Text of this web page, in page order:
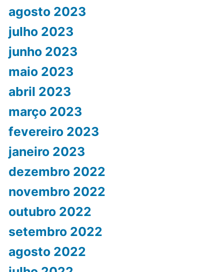
agosto 2023
julho 2023
junho 2023
maio 2023
abril 2023
março 2023
fevereiro 2023
janeiro 2023
dezembro 2022
novembro 2022
outubro 2022
setembro 2022
agosto 2022